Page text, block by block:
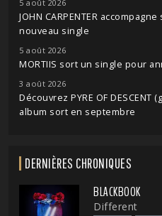
5 août 2026
JOHN CARPENTER
nouveau single
5 août 2026
MORTIIS sort un single pour
3 août 2026
Découvrez PYRE OF
album sort en septembre
DERNIÈRES CHRONIQUES
BLACKBOOK
Different